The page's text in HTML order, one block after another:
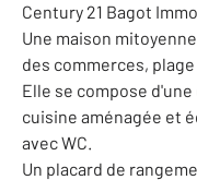
Century 21 Bagot
Une maison
des commerces,
Elle se compose
cuisine aménagée et
avec WC.
Un placard de